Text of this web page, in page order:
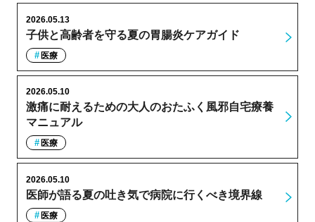
子供と高齢者を守る夏の胃腸炎ケアガイド
2026.05.13
医療
激痛に耐えるための大人のおたふく風邪自宅療養
マニュアル
2026.05.10
医療
医師が語る夏の吐き気で病院に行くべき境界線
2026.05.10
医療